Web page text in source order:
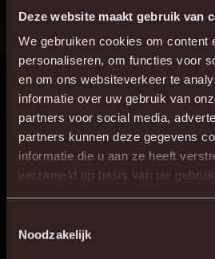
Deze website maakt gebruik van
We gebruiken cookies om content
personaliseren, om functies voor
en om ons websiteverkeer te
informatie over uw gebruik van
partners voor social media,
partners kunnen deze gegevens
informatie die u aan ze heeft
verzameld op basis van uw
Noodzakelijk
juni, dan doe je zo’n 20% voordeel
vanaf 9 juni van toepassing zijn.